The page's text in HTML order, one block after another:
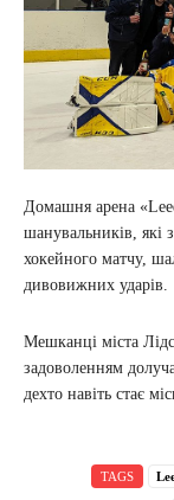
Домашня арена
шанувальників, які
хокейного матчу,
дивовижних ударів.
Мешканці міста
задоволенням
дехто навіть стає
TAGS